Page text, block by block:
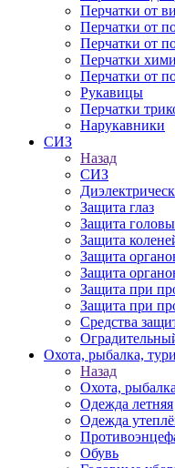
Перчатки от
Перчатки от
Перчатки от
Перчатки
Перчатки от
Рукавицы
Перчатки
Нарукавники
СИЗ
Назад
СИЗ
Защита глаз
Защита
Защита
Защита
Защита
Защита при
Защита при
Средства
Охота, рыбалка,
Назад
Охота,
Одежда летняя
Одежда
Обувь